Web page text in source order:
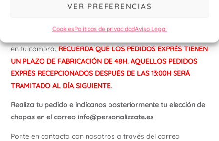
VER PREFERENCIAS
CookiesPolíticas de privacidadAviso Legal
modelos de forma fácil y rápida sin necesidad de
en tu compra.RECUERDA QUE LOS PEDIDOS EXPRÉS TIENEN
UN PLAZO DE FABRICACIÓN DE 48H. AQUELLOS PEDIDOS
EXPRÉS RECEPCIONADOS DESPUÉS DE LAS 13:00H SERÁ
TRAMITADO AL DÍA SIGUIENTE.
Realiza tu pedido e indícanos posteriormente tu elección de
chapas en el correo info@personalizzate.es
Ponte en contacto con nosotros a través del correo